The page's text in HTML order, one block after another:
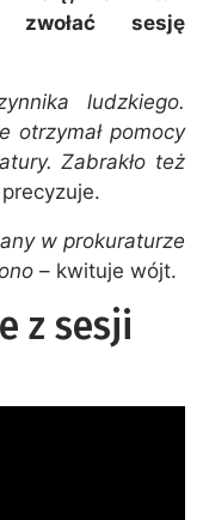
zwołać sesję
ludzkiego.
otrzymał pomocy
Zabrakło też
w prokuraturze
– kwituje wójt.
z sesji